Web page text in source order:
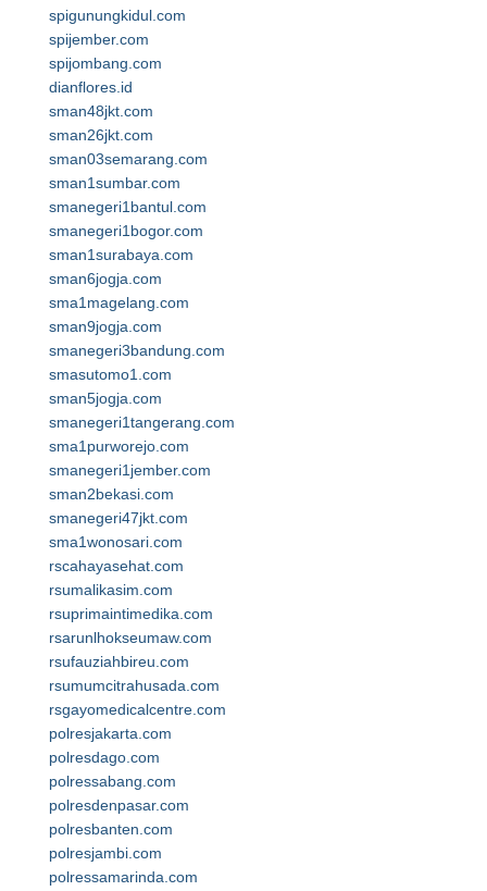
spigunungkidul.com
spijember.com
spijombang.com
dianflores.id
sman48jkt.com
sman26jkt.com
sman03semarang.com
sman1sumbar.com
smanegeri1bantul.com
smanegeri1bogor.com
sman1surabaya.com
sman6jogja.com
sma1magelang.com
sman9jogja.com
smanegeri3bandung.com
smasutomo1.com
sman5jogja.com
smanegeri1tangerang.com
sma1purworejo.com
smanegeri1jember.com
sman2bekasi.com
smanegeri47jkt.com
sma1wonosari.com
rscahayasehat.com
rsumalikasim.com
rsuprimaintimedika.com
rsarunlhokseumaw.com
rsufauziahbireu.com
rsumumcitrahusada.com
rsgayomedicalcentre.com
polresjakarta.com
polresdago.com
polressabang.com
polresdenpasar.com
polresbanten.com
polresjambi.com
polressamarinda.com